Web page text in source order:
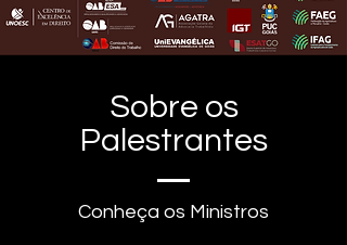
Sobre os
Palestrantes
Conheça os Ministros